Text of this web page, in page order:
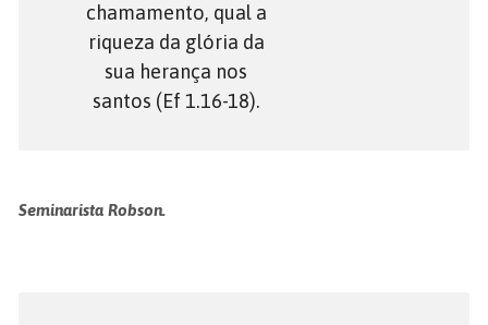
chamamento, qual a
riqueza da glória da
sua herança nos
santos (Ef 1.16-18).
Seminarista Robson.